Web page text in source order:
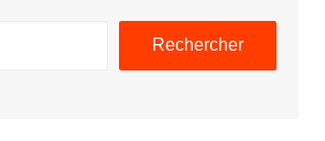
Rechercher